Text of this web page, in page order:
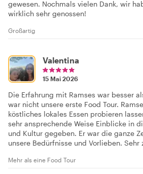
gewesen. Nochmals vielen Dank, wir
wirklich sehr genossen!
Großartig
Valentina
15 Mai 2026
Die Erfahrung mit Ramses war besser
war nicht unsere erste Food Tour.
köstliches lokales Essen probieren
sehr ansprechende Weise Einblicke in
und Kultur gegeben. Er war die ganze
unsere Bedürfnisse und Vorlieben. Sehr
Mehr als eine Food Tour